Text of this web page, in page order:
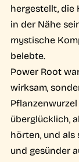
hergestellt, die
in der Nähe
mystische
belebte.
Power Root
wirksam,
überglücklich,
hörten, und als
und gesünder